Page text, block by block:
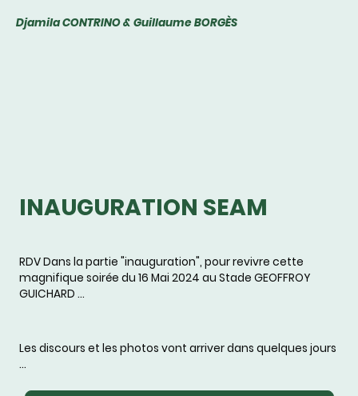
Djamila CONTRINO & Guillaume BORGÈS
INAUGURATION SEAM
RDV Dans la partie "inauguration", pour revivre cette
magnifique soirée du 16 Mai 2024 au Stade GEOFFROY
GUICHARD ...
Les discours et les photos vont arriver dans quelques jours
...